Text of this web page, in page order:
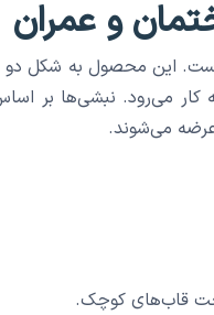
و عمران
این محصول به شکل دو
کار می‌رود. نبشی‌ها بر
می‌شوند.
قاب‌های کوچک.